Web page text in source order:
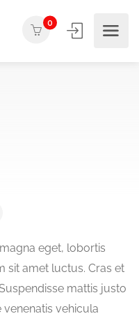
0
eget, lobortis
sit amet luctus. Cras et
mattis justo
venenatis vehicula